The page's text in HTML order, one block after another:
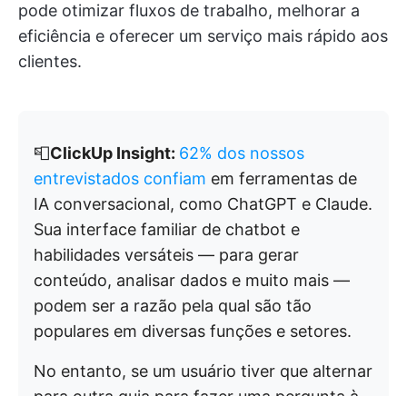
pode otimizar fluxos de trabalho, melhorar a
eficiência e oferecer um serviço mais rápido aos
clientes.
📮ClickUp Insight: 62% dos nossos
entrevistados confiam em ferramentas de
IA conversacional, como ChatGPT e Claude.
Sua interface familiar de chatbot e
habilidades versáteis — para gerar
conteúdo, analisar dados e muito mais —
podem ser a razão pela qual são tão
populares em diversas funções e setores.
No entanto, se um usuário tiver que alternar